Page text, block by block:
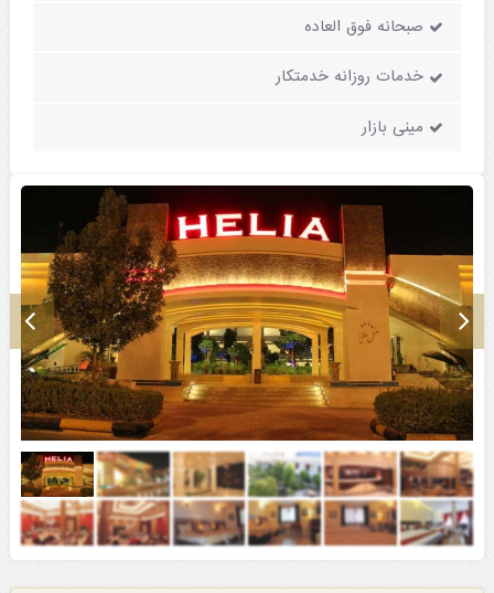
صبحانه فوق العاده
خدمات روزانه خدمتکار
مینی بازار